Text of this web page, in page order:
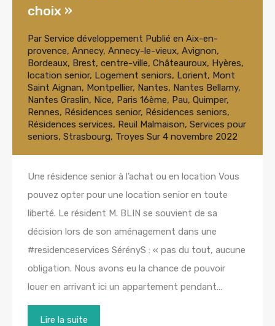
choix »
Par Service développement Publié en Aix-en-
provence, Annecy, Annecy-le-vieux, Avignon,
Bordeaux, Brest, centre-ville, Châteauroux, Hyères,
location senior, Logement seniors, Lorient, Mont
Saint Aignan, Montpellier, Nantes, Nantes Bellamy,
Nantes Graslin, Nice, Paris 16ème, Pau, Quimper,
Rennes, Résidences senior, Résidences seniors,
Résidences services, Reuil Malmaison, Services pour
seniors, Strasbourg, Troyes Sur 4 novembre 2022
Une résidence senior à l’achat ou en location Vous
pouvez opter pour une location senior en toute
liberté. Le résident M. BLIN se souvient de sa
décision lors de son aménagement dans une
#residenceservices SérényS : « pas du tout, aucune
obligation. Nous avons eu la chance de pouvoir
louer en arrivant ici un appartement pendant…
Lire la suite